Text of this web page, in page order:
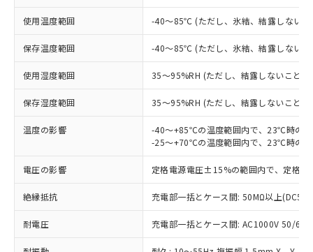
使用温度範囲 -40～85℃ (ただし、氷結、結露しないこ
保存温度範囲 -40～85℃ (ただし、氷結、結露しないこ
使用湿度範囲 35～95%RH (ただし、結露しないこと)
保存湿度範囲 35～95%RH (ただし、結露しないこと)
温度の影響
-40～+85℃の温度範囲内で、23℃時の
-25～+70℃の温度範囲内で、23℃時の
電圧の影響 定格電源電圧±15%の範囲内で、定格
絶縁抵抗 充電部一括とケース間: 50MΩ以上
耐電圧 充電部一括とケース間: AC1000V 50/
以下の条件をお読みいただき、同意のうえ
本サービスは、当社制御機器事業取扱
商品の当社在庫状況および標準価格
(税抜)を提供させていただくもので
当社制御機器事業取扱商品の中には、
本サービスの対象外となる商品もある
ことをご了承ください。
在庫状況および標準価格照会結果は、
記載している更新日時点での社内デー
タに基づき作成されるものであり、閲
対応予定：EU RoHS指令（10物質）の非含
有に対応した製品に切り替える予定のある
商品です。
対応予定なし：EU RoHS指令（10物質）の
非含有に非対応の商品で、対応品を出す予
調査・確認中：EU RoHS指令（10物質）の
非含有の対応状況を調査中または確認中の
商品です。
非該当品：ライセンス料など無形物で、有
害物質有無と関係のない商品です。
仕入先様の事情により、非含有部品として
いたものが、含有品と判明した場合などや
むを得ず変更することがあります。
*EU RoHS指令（10物質）：
※1 中国RoHS○×表
「○」：最大均質材料含有率が中国RoHSの
基準値以下であることを示します。
基準値を超えていることを示します。
「－」：未確認です。当社販売部門へお問
当社は、これら貴社製品のうち、外国
為替および外国貿易法に定める商品
（以下｢規制貨物等」という）を輸出
または国外への提供する場合は、日本